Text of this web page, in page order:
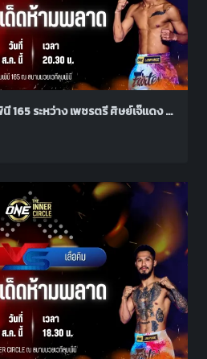
วิเคราะห์มวยศึก ONE ลุมพินี 165 ระหว่าง เพชรตรี ศิษย์เจ๊แดง พบ ออง ทุน โบ